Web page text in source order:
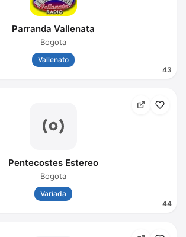
43
Parranda Vallenata
Bogota
Vallenato
44
Pentecostes Estereo
Bogota
Variada